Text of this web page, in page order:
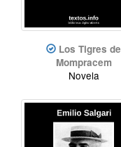
Los Tigres de
Mompracem
Novela